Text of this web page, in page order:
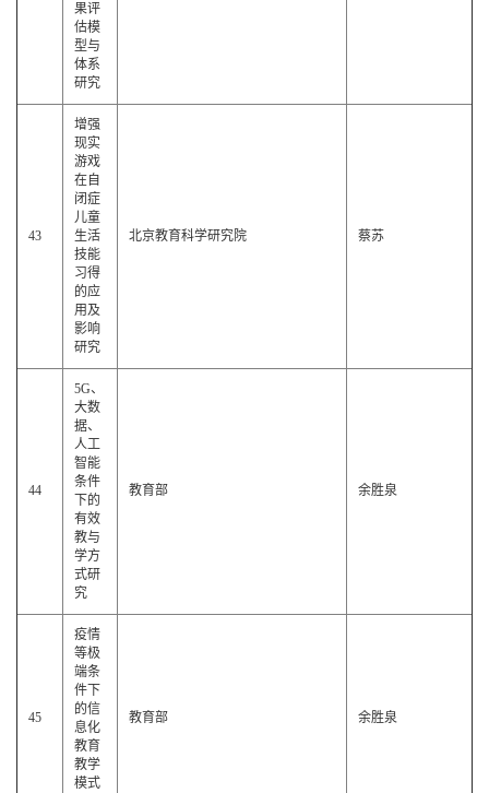
果评
估模
型与
体系
研究
43
增强
现实
游戏
在自
闭症
儿童
生活
技能
习得
的应
用及
影响
研究
北京教育科学研究院 蔡苏
44
5G、
大数
据、
人工
智能
条件
下的
有效
教与
学方
式研
究
教育部 余胜泉
45
疫情
等极
端条
件下
的信
息化
教育
教学
模式
教育部 余胜泉